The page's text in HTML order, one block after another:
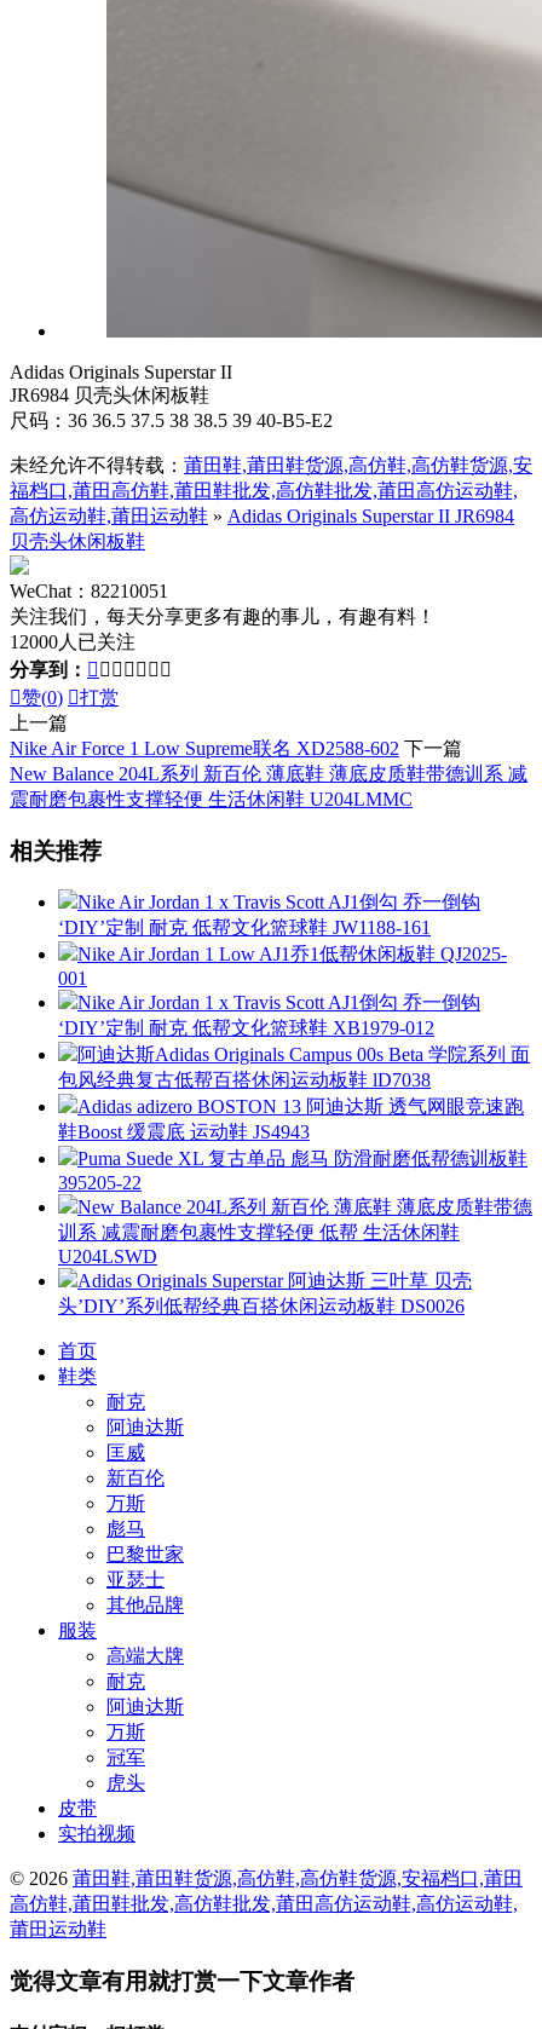
Adidas Originals Superstar II
JR6984 贝壳头休闲板鞋
尺码：36 36.5 37.5 38 38.5 39 40-B5-E2
未经允许不得转载： 莆田鞋,莆田鞋货源,高仿鞋,高仿鞋货源,安
福档口,莆田高仿鞋,莆田鞋批发,高仿鞋批发,莆田高仿运动鞋,
高仿运动鞋,莆田运动鞋 » Adidas Originals Superstar II JR6984
贝壳头休闲板鞋
WeChat：82210051
关注我们，每天分享更多有趣的事儿，有趣有料！
12000人已关注
分享到：       
赞(0) 打赏
上一篇
Nike Air Force 1 Low Supreme联名 XD2588-602 下一篇
New Balance 204L系列 新百伦 薄底鞋 薄底皮质鞋带德训系 减
震耐磨包裹性支撑轻便 生活休闲鞋 U204LMMC
相关推荐
Nike Air Jordan 1 x Travis Scott AJ1倒勾 乔一倒钩
‘DIY’定制 耐克 低帮文化篮球鞋 JW1188-161
Nike Air Jordan 1 Low AJ1乔1低帮休闲板鞋 QJ2025-
001
Nike Air Jordan 1 x Travis Scott AJ1倒勾 乔一倒钩
‘DIY’定制 耐克 低帮文化篮球鞋 XB1979-012
阿迪达斯Adidas Originals Campus 00s Beta 学院系列 面
包风经典复古低帮百搭休闲运动板鞋 lD7038
Adidas adizero BOSTON 13 阿迪达斯 透气网眼竞速跑
鞋Boost 缓震底 运动鞋 JS4943
Puma Suede XL 复古单品 彪马 防滑耐磨低帮德训板鞋
395205-22
New Balance 204L系列 新百伦 薄底鞋 薄底皮质鞋带德
训系 减震耐磨包裹性支撑轻便 低帮 生活休闲鞋
U204LSWD
Adidas Originals Superstar 阿迪达斯 三叶草 贝壳
头’DIY’系列低帮经典百搭休闲运动板鞋 DS0026
首页
鞋类
耐克
阿迪达斯
匡威
新百伦
万斯
彪马
巴黎世家
亚瑟士
其他品牌
服装
高端大牌
耐克
阿迪达斯
万斯
冠军
虎头
皮带
实拍视频
© 2026 莆田鞋,莆田鞋货源,高仿鞋,高仿鞋货源,安福档口,莆田
高仿鞋,莆田鞋批发,高仿鞋批发,莆田高仿运动鞋,高仿运动鞋,
莆田运动鞋
觉得文章有用就打赏一下文章作者